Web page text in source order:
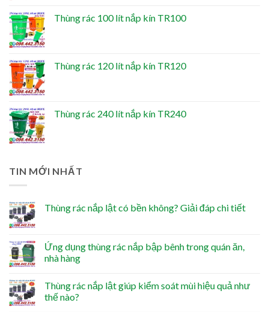
Thùng rác 100 lít nắp kín TR100
Thùng rác 120 lít nắp kín TR120
Thùng rác 240 lít nắp kín TR240
TIN MỚI NHẤT
Thùng rác nắp lật có bền không? Giải đáp chi tiết
Ứng dụng thùng rác nắp bập bênh trong quán ăn,
nhà hàng
Thùng rác nắp lật giúp kiểm soát mùi hiệu quả như
thế nào?